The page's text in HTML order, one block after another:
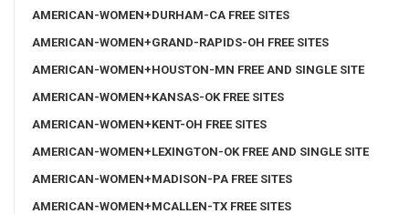
AMERICAN-WOMEN+DURHAM-CA FREE SITES
AMERICAN-WOMEN+GRAND-RAPIDS-OH FREE SITES
AMERICAN-WOMEN+HOUSTON-MN FREE AND SINGLE SITE
AMERICAN-WOMEN+KANSAS-OK FREE SITES
AMERICAN-WOMEN+KENT-OH FREE SITES
AMERICAN-WOMEN+LEXINGTON-OK FREE AND SINGLE SITE
AMERICAN-WOMEN+MADISON-PA FREE SITES
AMERICAN-WOMEN+MCALLEN-TX FREE SITES